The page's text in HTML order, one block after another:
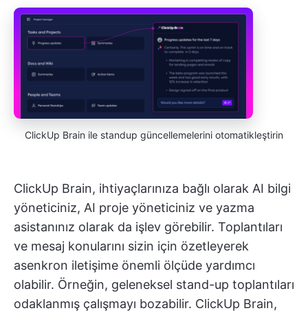
ClickUp Brain ile standup güncellemelerini otomatikleştirin
ClickUp Brain, ihtiyaçlarınıza bağlı olarak AI bilgi
yöneticiniz, AI proje yöneticiniz ve yazma
asistanınız olarak da işlev görebilir. Toplantıları
ve mesaj konularını sizin için özetleyerek
asenkron iletişime önemli ölçüde yardımcı
olabilir. Örneğin, geleneksel stand-up toplantıları
odaklanmış çalışmayı bozabilir. ClickUp Brain,